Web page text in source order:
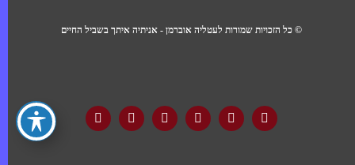
© כל הזכויות שמורות לעטליה אוברמן - אניתיה איתך בשביל החיים